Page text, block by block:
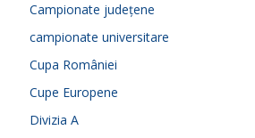
Campionate județene
campionate universitare
Cupa României
Cupe Europene
Divizia A